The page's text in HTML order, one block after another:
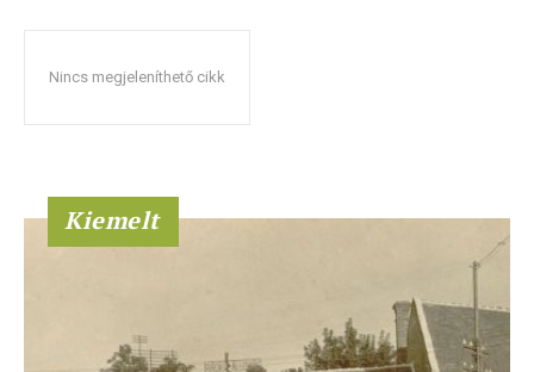
Nincs megjeleníthető cikk
Kiemelt